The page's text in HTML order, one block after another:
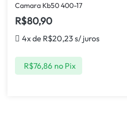
Camara Kb50 400-17
R$80,90
4x de R$20,23 s/ juros
R$76,86 no Pix